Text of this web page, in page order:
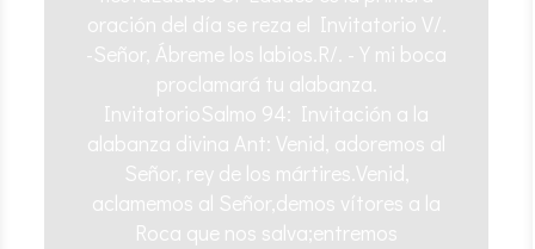
oración del día se reza el Invitatorio V/.
-Señor, Ábreme los labios.R/. -Y mi boca
proclamará tu alabanza.
InvitatorioSalmo 94: Invitación a la
alabanza divina Ant: Venid, adoremos al
Señor, rey de los mártires.Venid,
aclamemos al Señor,demos vítores a la
Roca que nos salva;entremos